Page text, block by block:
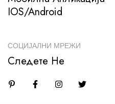
IOS/Android
СОЦИЈАЛНИ МРЕЖИ
Следете Не